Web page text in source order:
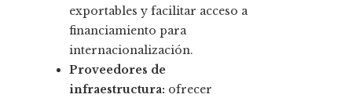
exportables y facilitar acceso a
financiamiento para
internacionalización.
Proveedores de
infraestructura: ofrecer